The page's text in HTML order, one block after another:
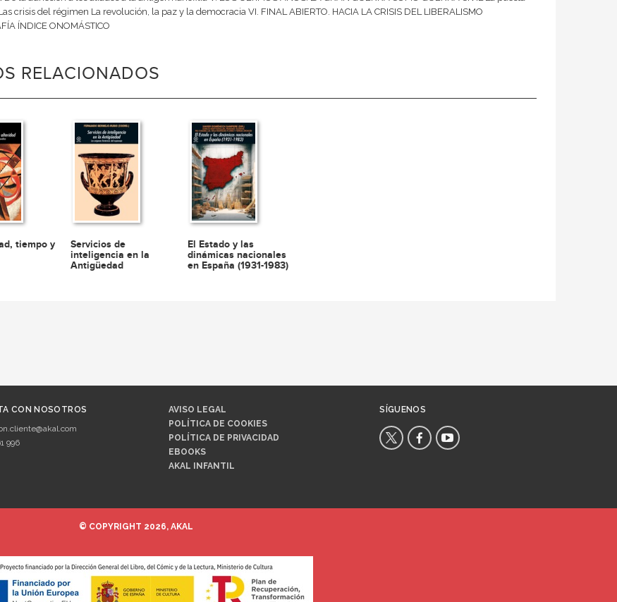
crisis del régimen La revolución, la paz y la democracia VI. FINAL ABIERTO. HACIA LA CRISIS DEL LIBERALISMO
ÍNDICE ONOMÁSTICO
RELACIONADOS
tiempo y
Servicios de
inteligencia en la
Antigüedad
El Estado y las
dinámicas nacionales
en España (1931-1983)
CON NOSOTROS
996
AVISO LEGAL
POLÍTICA DE COOKIES
POLÍTICA DE PRIVACIDAD
EBOOKS
AKAL INFANTIL
SÍGUENOS
© COPYRIGHT 2026, AKAL